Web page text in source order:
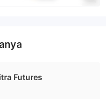
Futures